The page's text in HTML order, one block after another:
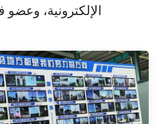
الإلكترونية،